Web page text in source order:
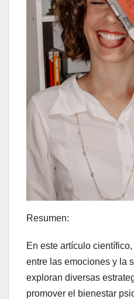
Resumen:
En este artículo
entre las emociones y la
exploran diversas
promover el bienestar